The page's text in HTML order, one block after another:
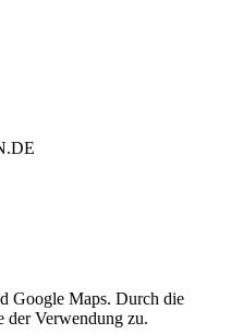
Google Maps. Durch die
der Verwendung zu.